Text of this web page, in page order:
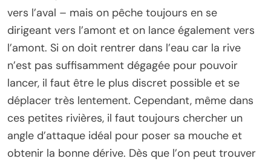
vers l’aval – mais on pêche toujours en se
dirigeant vers l’amont et on lance également vers
l’amont. Si on doit rentrer dans l’eau car la rive
n’est pas suffisamment dégagée pour pouvoir
lancer, il faut être le plus discret possible et se
déplacer très lentement. Cependant, même dans
ces petites rivières, il faut toujours chercher un
angle d’attaque idéal pour poser sa mouche et
obtenir la bonne dérive. Dès que l’on peut trouver